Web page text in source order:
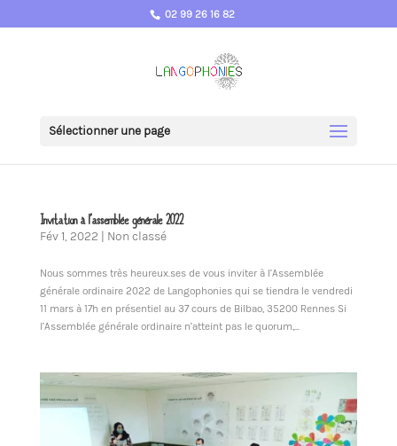
02 99 26 16 82
Sélectionner une page
Invitation à l’assemblée générale 2022
Fév 1, 2022 | Non classé
Nous sommes très heureux.ses de vous inviter à l’Assemblée
générale ordinaire 2022 de Langophonies qui se tiendra le vendredi
11 mars à 17h en présentiel au 37 cours de Bilbao, 35200 Rennes Si
l’Assemblée générale ordinaire n’atteint pas le quorum,...